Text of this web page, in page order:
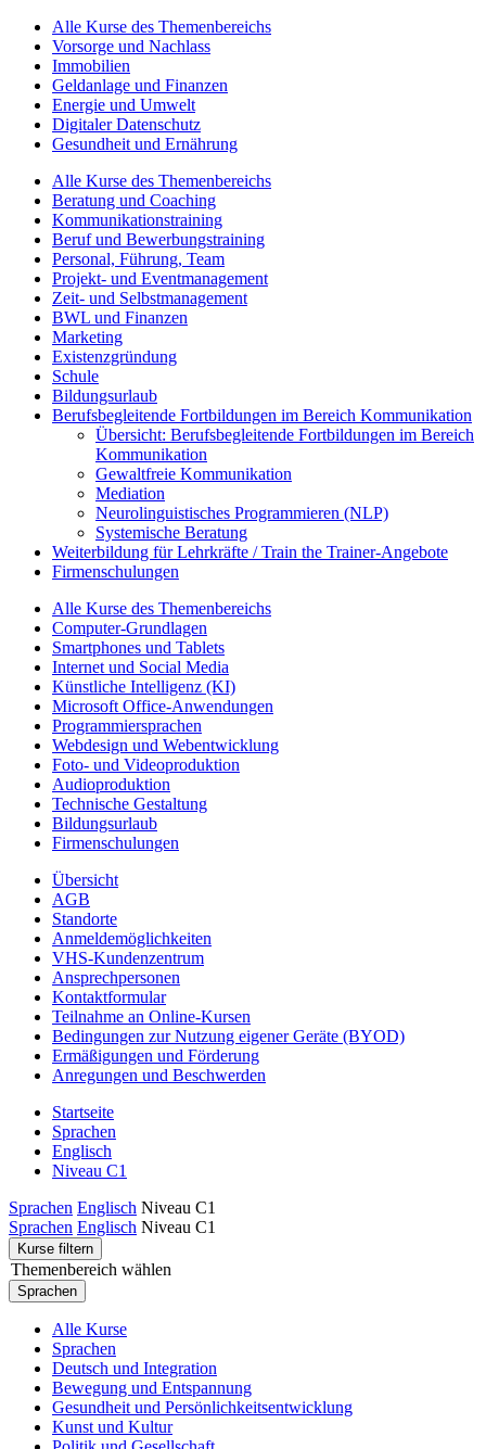
Alle Kurse des Themenbereichs
Vorsorge und Nachlass
Immobilien
Geldanlage und Finanzen
Energie und Umwelt
Digitaler Datenschutz
Gesundheit und Ernährung
Alle Kurse des Themenbereichs
Beratung und Coaching
Kommunikationstraining
Beruf und Bewerbungstraining
Personal, Führung, Team
Projekt- und Eventmanagement
Zeit- und Selbstmanagement
BWL und Finanzen
Marketing
Existenzgründung
Schule
Bildungsurlaub
Berufsbegleitende Fortbildungen im Bereich Kommunikation
Übersicht: Berufsbegleitende Fortbildungen im Bereich
Kommunikation
Gewaltfreie Kommunikation
Mediation
Neurolinguistisches Programmieren (NLP)
Systemische Beratung
Weiterbildung für Lehrkräfte / Train the Trainer-Angebote
Firmenschulungen
Alle Kurse des Themenbereichs
Computer-Grundlagen
Smartphones und Tablets
Internet und Social Media
Künstliche Intelligenz (KI)
Microsoft Office-Anwendungen
Programmiersprachen
Webdesign und Webentwicklung
Foto- und Videoproduktion
Audioproduktion
Technische Gestaltung
Bildungsurlaub
Firmenschulungen
Übersicht
AGB
Standorte
Anmeldemöglichkeiten
VHS-Kundenzentrum
Ansprechpersonen
Kontaktformular
Teilnahme an Online-Kursen
Bedingungen zur Nutzung eigener Geräte (BYOD)
Ermäßigungen und Förderung
Anregungen und Beschwerden
Startseite
Sprachen
Englisch
Niveau C1
Sprachen Englisch Niveau C1
Sprachen Englisch Niveau C1
Kurse filtern
Themenbereich wählen
Sprachen
Alle Kurse
Sprachen
Deutsch und Integration
Bewegung und Entspannung
Gesundheit und Persönlichkeitsentwicklung
Kunst und Kultur